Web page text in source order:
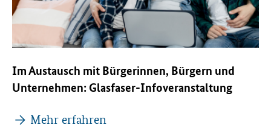
Im Austausch mit Bürgerinnen, Bürgern und
Unternehmen: Glasfaser-Infoveranstaltung
Mehr erfahren